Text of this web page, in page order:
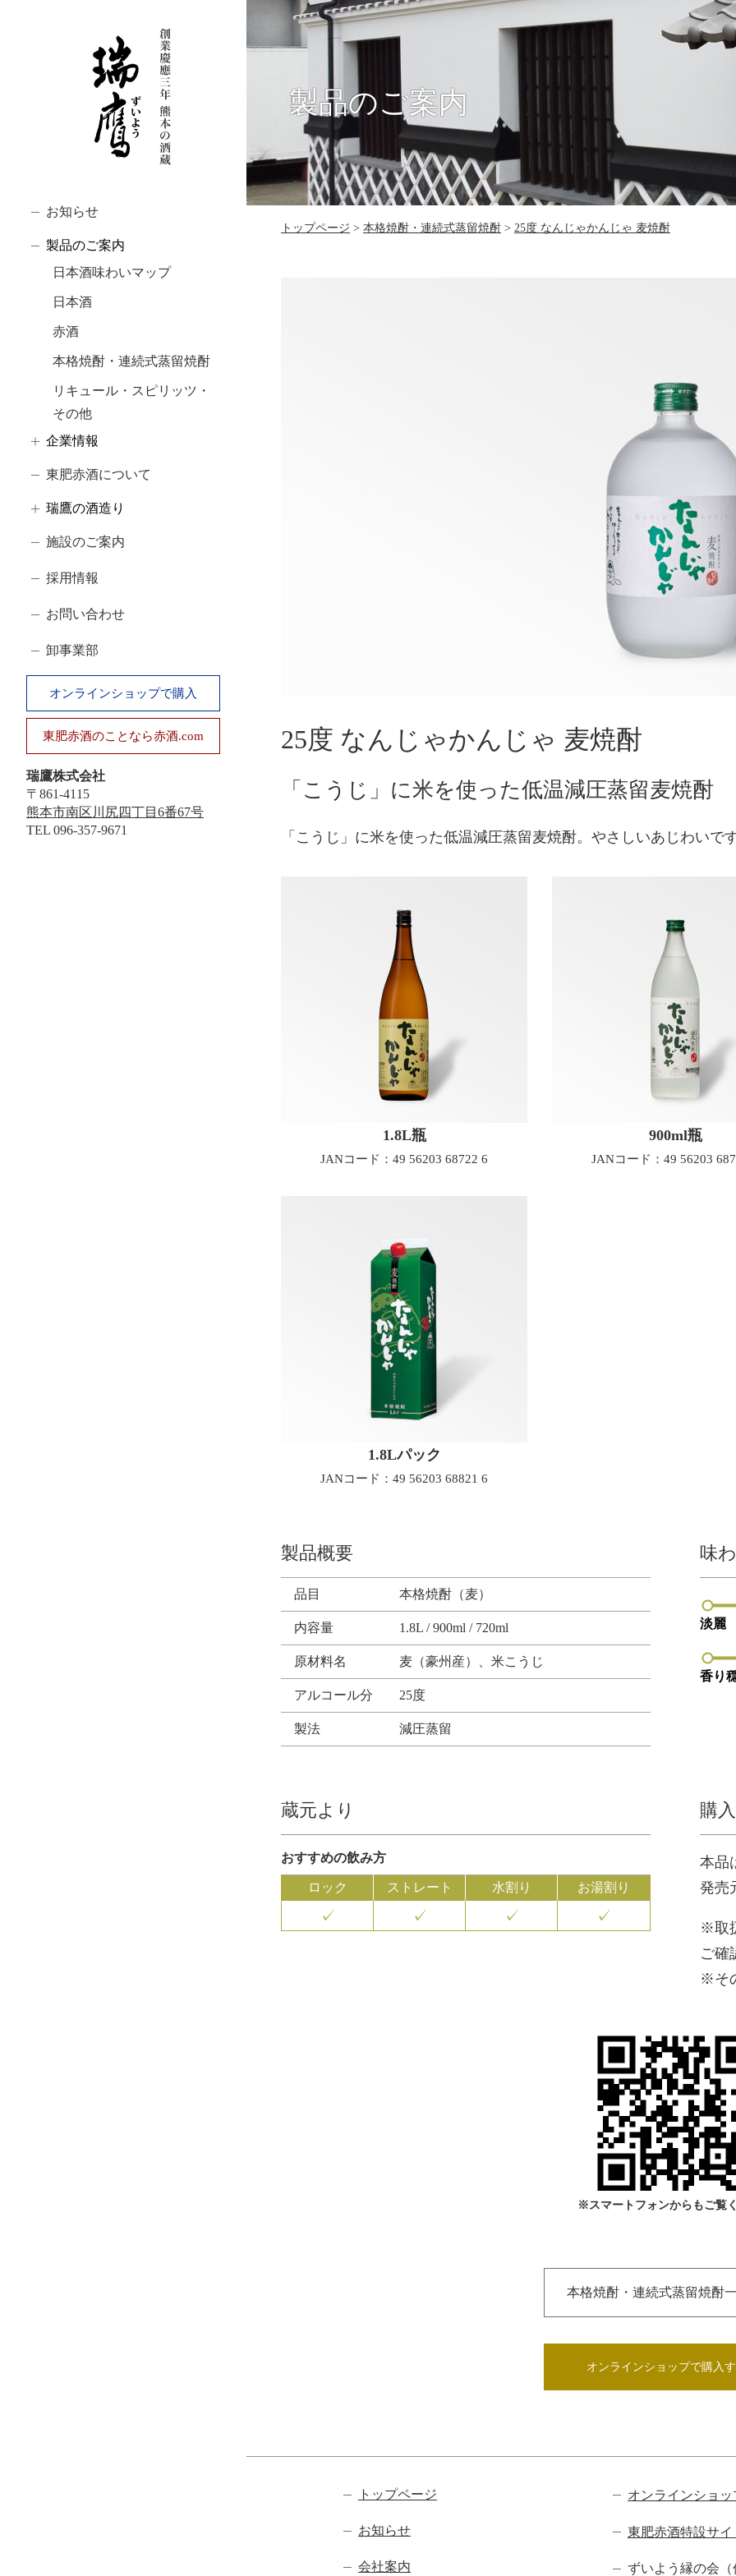
お知らせ
製品のご案内
日本酒味わいマップ
日本酒
赤酒
本格焼酎・連続式蒸留焼酎
リキュール・スピリッツ・
その他
企業情報
東肥赤酒について
瑞鷹の酒造り
施設のご案内
採用情報
お問い合わせ
卸事業部
オンラインショップで購入
東肥赤酒のことなら赤酒.com
瑞鷹株式会社
〒861-4115
熊本市南区川尻四丁目6番67号
TEL 096-357-9671
製品のご案内
トップページ 本格焼酎・連続式蒸留焼酎 25度 なんじゃかんじゃ 麦焼酎
25度 なんじゃかんじゃ 麦焼酎
「こうじ」に米を使った低温減圧蒸留麦焼酎
「こうじ」に米を使った低温減圧蒸留麦焼酎。やさしいあじわいで
1.8L瓶
JANコード：49 56203 68722 6
900ml瓶
JANコード：49 56203
1.8Lパック
JANコード：49 56203 68821 6
味
淡麗
醇
香り
度：
1/4
蔵元より
おすすめの飲み方
ロック ストレート 水割り お湯割り
✓ ✓ ✓ ✓
購
本品
発売
※取
ご確
※そ
製品概要
品目 本格焼酎（麦）
内容量 1.8L / 900ml / 720ml
原材料名 麦（豪州産）、米こうじ
アルコール分 25度
製法 減圧蒸留
※スマートフォンからもご覧
本格焼酎・連続式蒸留焼酎
オンラインショップで購入
トップページ
お知らせ
会社案内
オンラインショッ
東肥赤酒特設サイ
ずいよう縁の会（